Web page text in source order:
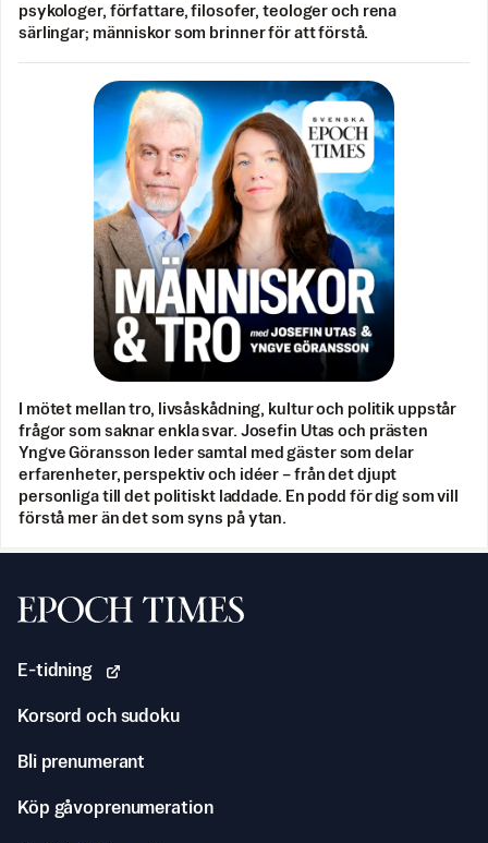
psykologer, författare, filosofer, teologer och rena
särlingar; människor som brinner för att förstå.
I mötet mellan tro, livsåskådning, kultur och politik uppstår
frågor som saknar enkla svar. Josefin Utas och prästen
Yngve Göransson leder samtal med gäster som delar
erfarenheter, perspektiv och idéer – från det djupt
personliga till det politiskt laddade. En podd för dig som vill
förstå mer än det som syns på ytan.
Svenska Epoch Times
E-tidning
Korsord och sudoku
Bli prenumerant
Köp gåvoprenumeration